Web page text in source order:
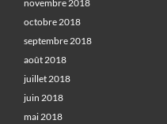
novembre 2018
octobre 2018
septembre 2018
août 2018
juillet 2018
juin 2018
mai 2018